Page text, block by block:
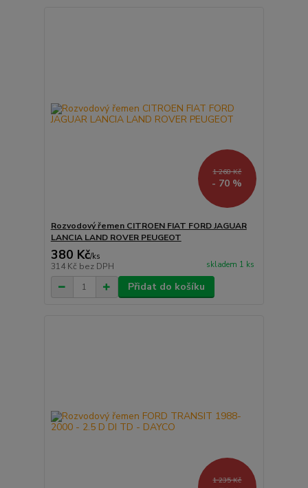
1 268 Kč
- 70 %
Rozvodový řemen CITROEN FIAT FORD JAGUAR
LANCIA LAND ROVER PEUGEOT
380 Kč/ks
314 Kč bez DPH skladem 1 ks
Přidat do košíku
1 235 Kč